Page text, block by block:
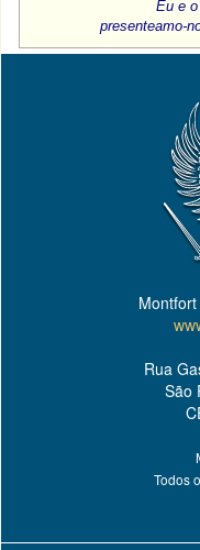
Eu e
presenteamo-
Rua
São
Todos